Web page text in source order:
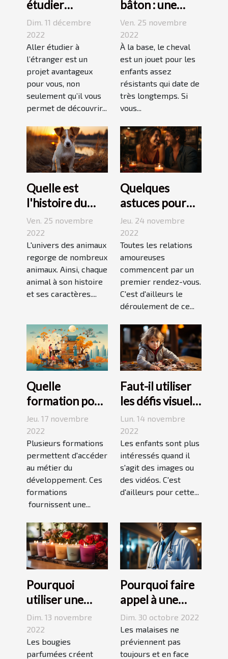
étudier
l’étranger ?
Dim. 11 décembre
2022
Aller étudier à
l’étranger est un
projet avantageux
pour vous, non
seulement qu’il vous
permet de découvrir...
bâton : une
bonne
découverte
pour enfant
Ven. 25 novembre
2022
À la base, le cheval
est un jouet pour les
enfants assez
résistants qui date de
très longtemps. Si
vous...
Quelle est
l'histoire du
Jack Russell
terrier ?
Ven. 25 novembre
2022
L'univers des animaux
regorge de nombreux
animaux. Ainsi, chaque
animal à son histoire
et ses caractères....
Quelques
astuces pour
réussir son
premier
rendez-vous
Jeu. 24 novembre
2022
Toutes les relations
amoureuses
commencent par un
premier rendez-vous.
C'est d'ailleurs le
déroulement de ce...
Quelle
formation pour
travailler dans
le
développement
durable ?
Jeu. 17 novembre
2022
Plusieurs formations
permettent d'accéder
au métier du
développement. Ces
formations
fournissent une...
Faut-il utiliser
les défis visuels
pour enseigner
aux enfants ?
Lun. 14 novembre
2022
Les enfants sont plus
intéressés quand il
s'agit des images ou
des vidéos. C'est
d'ailleurs pour cette...
Pourquoi
utiliser une
bougie
parfumée?
Dim. 13 novembre
2022
Les bougies
parfumées créent
Pourquoi faire
appel à une
maison
médicale de
garde ?
Dim. 30 octobre 2022
Les malaises ne
préviennent pas
toujours et en face